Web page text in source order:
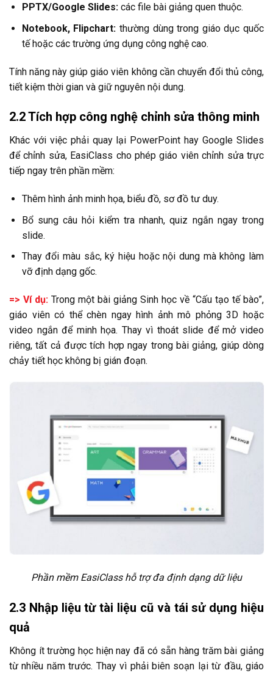
PPTX/Google Slides:các file bài giảng quen thuộc.
Notebook, Flipchart: thường dùng trong giáo dục quốc
tế hoặc các trường ứng dụng công nghệ cao.
Tính năng này giúp giáo viên không cần chuyển đổi thủ công,
tiết kiệm thời gian và giữ nguyên nội dung.
2.2 Tích hợp công nghệ chỉnh sửa thông minh
Khác với việc phải quay lại PowerPoint hay Google Slides
để chỉnh sửa, EasiClass cho phép giáo viên chỉnh sửa trực
tiếp ngay trên phần mềm:
Thêm hình ảnh minh họa, biểu đồ, sơ đồ tư duy.
Bổ sung câu hỏi kiểm tra nhanh, quiz ngắn ngay trong
slide.
Thay đổi màu sắc, ký hiệu hoặc nội dung mà không làm
vỡ định dạng gốc.
=> Ví dụ: Trong một bài giảng Sinh học về “Cấu tạo tế bào”,
giáo viên có thể chèn ngay hình ảnh mô phỏng 3D hoặc
video ngắn để minh họa. Thay vì thoát slide để mở video
riêng, tất cả được tích hợp ngay trong bài giảng, giúp dòng
chảy tiết học không bị gián đoạn.
Phần mềm EasiClass hỗ trợ đa định dạng dữ liệu
2.3 Nhập liệu từ tài liệu cũ và tái sử dụng hiệu
quả
Không ít trường học hiện nay đã có sẵn hàng trăm bài giảng
từ nhiều năm trước. Thay vì phải biên soạn lại từ đầu, giáo